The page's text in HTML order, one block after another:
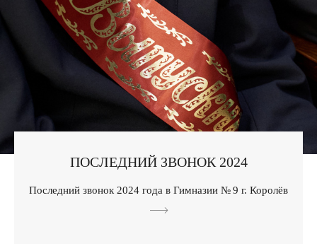
ПОСЛЕДНИЙ ЗВОНОК 2024
Последний звонок 2024 года в Гимназии № 9 г. Королёв